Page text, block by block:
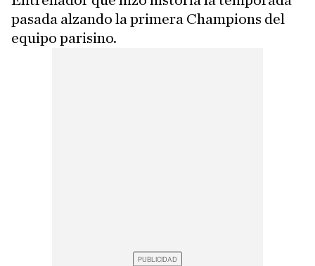
pasada alzando la primera Champions del
equipo parisino.